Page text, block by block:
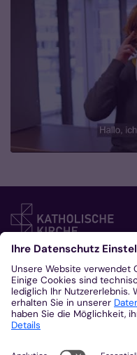
Kontakt
Bischöfliches
Klosterplatz 7
Besucheradresse